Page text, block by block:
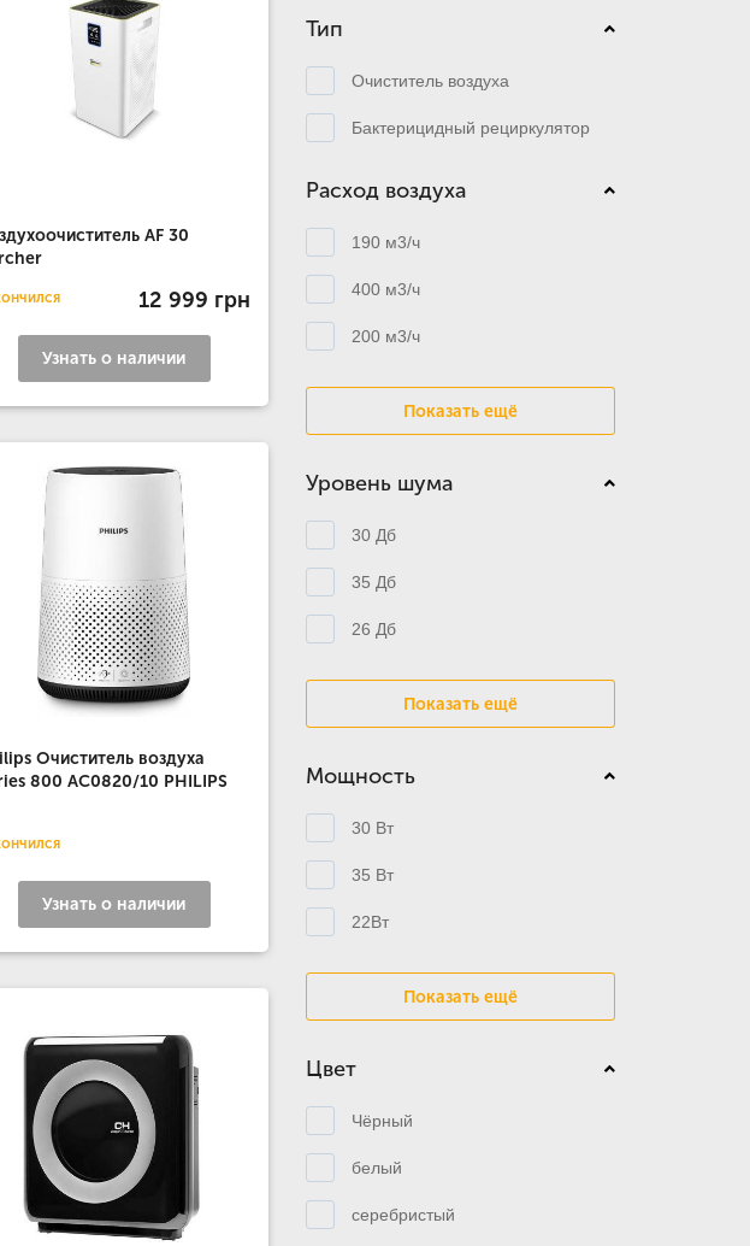
AF 30
12 999 грн
Узнать о наличии
Очиститель воздуха
800 AC0820/10 PHILIPS
Узнать о наличии
Тип
Очиститель воздуха
Бактерицидный рециркулятор
Расход воздуха
190 м3/ч
400 м3/ч
200 м3/ч
Показать ещё
Уровень шума
30 Дб
35 Дб
26 Дб
Показать ещё
Мощность
30 Вт
35 Вт
22Вт
Показать ещё
Цвет
Чёрный
белый
серебристый